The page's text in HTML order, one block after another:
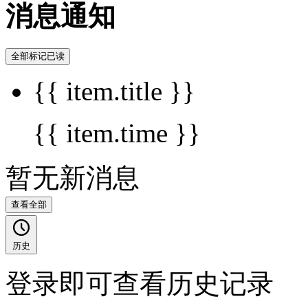
消息通知
全部标记已读
{{ item.title }}
{{ item.time }}
暂无新消息
查看全部
历史
登录即可查看历史记录